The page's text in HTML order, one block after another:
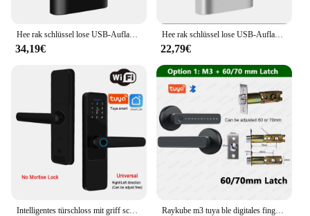
34,19€
Hee rak schlüssel lose USB-Aufladung Finger abdruck Schloss Smart Vorhänge schloss wasserdichtes Türschloss 0,2 Sek. Entsperren Sie tragbare Anti-Diebstahl-Vorhänge schloss Zink
22,79€
Raykube m3 tuya ble digitales finger abdruck türschloss elektronisches schloss mit 60/70mm verriegelung tasten smart life/tuya app fern entsperren